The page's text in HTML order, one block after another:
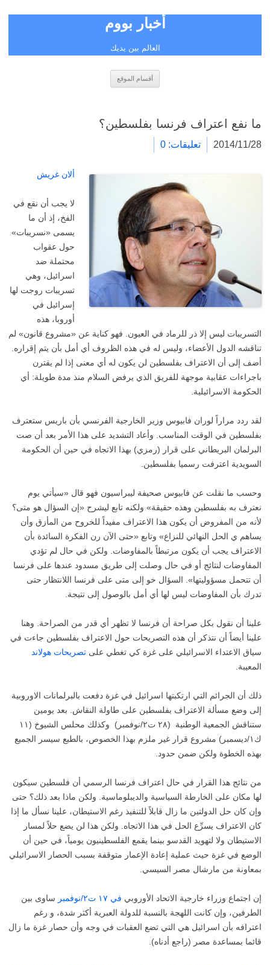
أخبار بووم
العالم بين يديك
أقسام الموقع
ما نفع اعتراف فرنسا بفلسطين؟
2014/11/28 تعليقات: 0
ألان غريش
لا يجب أن نقع في
الفخ، إذ أن ما
يسمى «نسريبات»
حول عقواب
محتملة ضد
اسرائيل، وهي
تسريبات روجت لها
إسرائيل في
أوروبا، هذه
التسريبات ليس إلا ذر للرماد في العيون. فهو كناية عن «مشروع قانون» لم
تناقشه الدول الأعضاء، وليس له في هذه الظروف أي أمل بأن يتم إقراره.
أضف إلى أن الاعتراف بفلسطين لن يكون له أي معنى إذا لم يقترن
باجراءات عقابية موجهة للفريق الذي يرفض السلام منذ مدة طويلة: أي
الحكومة الاسرائيلية.
لقد ردد مراراً لوران فابيوس وزير الخارجية الفرنسي بأن باريس ستعترف
بفلسطين في الوقت المناسب. وأعاد التشديد على هذا الأمر بعد أن صت
البرلمان البريطاني على قرار (رمزي) بهذا الاتجاه في حين أن الحكومة
السويدية اعترفت رسميا بفلسطين.
وحسب ما نقلت عن فابيوس صحيفة ليبراسيون فهو قال «سيأتي يوم
نعترف به بفلسطين وهذه حقيقة» ولكنه تابع ليشرح «إن السؤال هو متى؟
لأنه من المفروض أن يكون هذا الاعتراف مفيداً للخروح من المأزق وأن
يساهم ي الحل النهائي للنزاع» وتابع «حتى الآن رن الفكرة السائدة بأن
الاعتراف يجب أن يكون مرتبطاً بالمفاوضات. ولكن في حال لم تؤدي
المفاوضات لنتائج أو في حال وصلت إلى طريق مسدود عندها على فرنسا
أن تتحمل مسؤوليتها». السؤال خو إلى متى على فرنسا اللانتظار حتى
تدرك بأن المفاوضات ليس لها أي أمل بالوصول إلى نتيجة.
علينا أن نقول بكل صراحة أن فرنسا لا تظهر أي قدر من الصراحة. وهنا
علينا أيضاً أن نتذكر أن هذه التصريحات حول الاعتراف بفلسطين جاءت في
سياق الاعتداء الاسرائيلي على غزة كي تغطي على تصريحات هولاند
المعيبة.
ذلك أن الجرائم التي ارتكبتها اسرائيل في غزة دفعت بالبرلمانات الاوروبية
إلى وضع مسألة الاعتراف بفلسطين على طاولة النقاش. بعد يومين
ستناقش الجمعية الوطنية (٢٨ ت٢/نوفمبر) وكذلك محلس الشيوخ (١١
ك١/ديسمبر) مشروع قرار غير ملزم بهذا الخصوص، بالطبع سيسر الجميع
بهذه الخطوة ولكن ضمن حدود.
من نتائج هذا القرار في حال اعتراف فرنسا الرسمي أن فلسطين سيكون
لها مكان على الخارطة السياسية والديبلوماسية. ولكن ماذا بعد ذلك؟ حتى
وإن كان حل الدولتين ما زال قابلاً للتنفيذ رغم الاستيطان، علينا نسأل ما إذا
كان الاعتراف يسرِّع الحل في هذا الاتجاه. ولكن هذا لن يضع حلاً لمسار
الاستيطان ولا لتهويد القدسو بينما يقمع الفلسطينيون يومياً، في حين أن
الوضع في غزة حيث عملية إعادة الإعمار متوقفة بسبب الحصار الاسرائيلي
بمعاونة من مارشال مصر السيسي.
إن اجتماع وزراء خارجية الاتحاد الأوروبي في ١٧ ت٢/نوفمبر
ساوى بين
الطرفين، وإن كانت اللهجة بالنسبة للدولة العبرية أكثر شدة، و رغم
اعترافه بأن اسرائيل هي التي تضع العقبات في وجه وأن حصار غزة ما زال
قائما بمساعدة مصر (راجع أدناه).